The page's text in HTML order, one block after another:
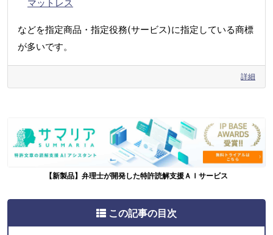
マットレス
などを指定商品・指定役務(サービス)に指定している商標
が多いです。
詳細
【新製品】弁理士が開発した特許読解支援ＡＩサービス
この記事の目次